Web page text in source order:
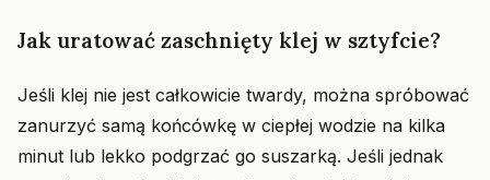
Jak uratować zaschnięty klej w sztyfcie?
Jeśli klej nie jest całkowicie twardy, można spróbować
zanurzyć samą końcówkę w ciepłej wodzie na kilka
minut lub lekko podgrzać go suszarką. Jeśli jednak